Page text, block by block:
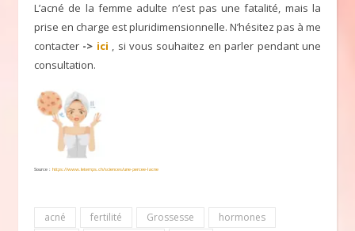
L’acné de la femme adulte n’est pas une fatalité, mais la
prise en charge est pluridimensionnelle. N’hésitez pas à me
contacter -> ici , si vous souhaitez en parler pendant une
consultation.
Source : https://www.letemps.ch/sciences/une-percee-lacne
acné fertilité Grossesse
hormones